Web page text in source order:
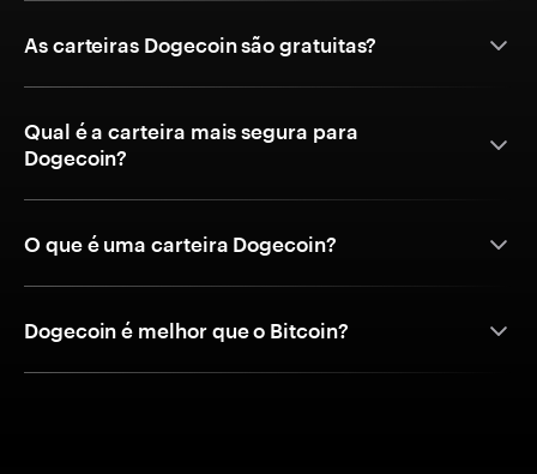
As carteiras Dogecoin são gratuitas?
Qual é a carteira mais segura para
Dogecoin?
O que é uma carteira Dogecoin?
Dogecoin é melhor que o Bitcoin?